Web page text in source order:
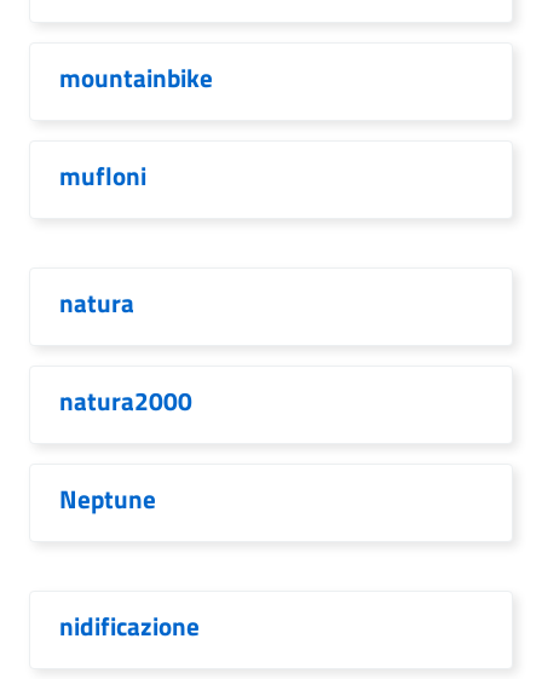
mountainbike
mufloni
natura
natura2000
Neptune
nidificazione